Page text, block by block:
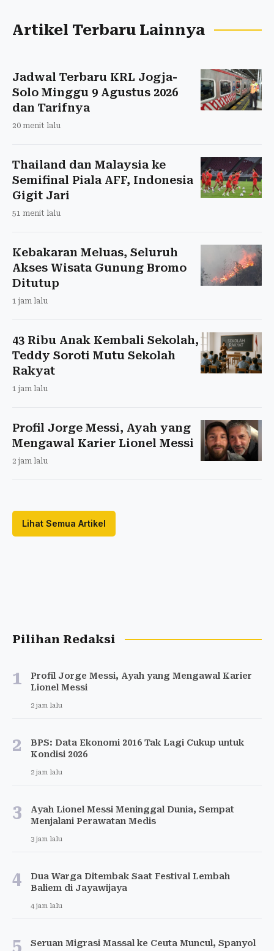
Artikel Terbaru Lainnya
Jadwal Terbaru KRL Jogja-
Solo Minggu 9 Agustus 2026
dan Tarifnya
20 menit lalu
Thailand dan Malaysia ke
Semifinal Piala AFF, Indonesia
Gigit Jari
51 menit lalu
Kebakaran Meluas, Seluruh
Akses Wisata Gunung Bromo
Ditutup
1 jam lalu
43 Ribu Anak Kembali Sekolah,
Teddy Soroti Mutu Sekolah
Rakyat
1 jam lalu
Profil Jorge Messi, Ayah yang
Mengawal Karier Lionel Messi
2 jam lalu
Lihat Semua Artikel
Pilihan Redaksi
1
Profil Jorge Messi, Ayah yang Mengawal Karier
Lionel Messi
2 jam lalu
2
BPS: Data Ekonomi 2016 Tak Lagi Cukup untuk
Kondisi 2026
2 jam lalu
3
Ayah Lionel Messi Meninggal Dunia, Sempat
Menjalani Perawatan Medis
3 jam lalu
4
Dua Warga Ditembak Saat Festival Lembah
Baliem di Jayawijaya
4 jam lalu
5
Seruan Migrasi Massal ke Ceuta Muncul, Spanyol